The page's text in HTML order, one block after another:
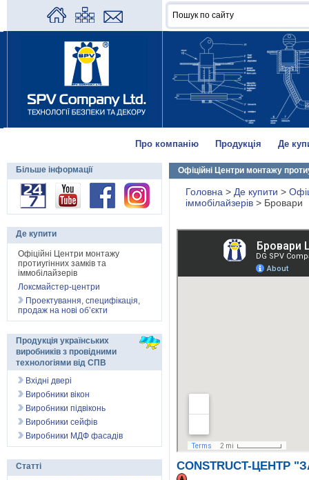
Про компанію Продукція Де
Офіційні Центри монтажу
Головна > Де купити >
іммобілайзерів > Бровари
CONSTRUCT-ЦЕНТР
Більше інформації
Де купити
Офіційні Центри монтажу
протиугінних замків та
іммобілайзерів
Локсмайстер-центри
Проектування, специфікація,
продаж на нові об’єкти
Продукція українських
виробників з провідними
технологіями від СПВ
Вхідні двері
Виробники вікон
Виробники підвіконь
Виробники сейфів
Виробники МДФ фасадів
Статті